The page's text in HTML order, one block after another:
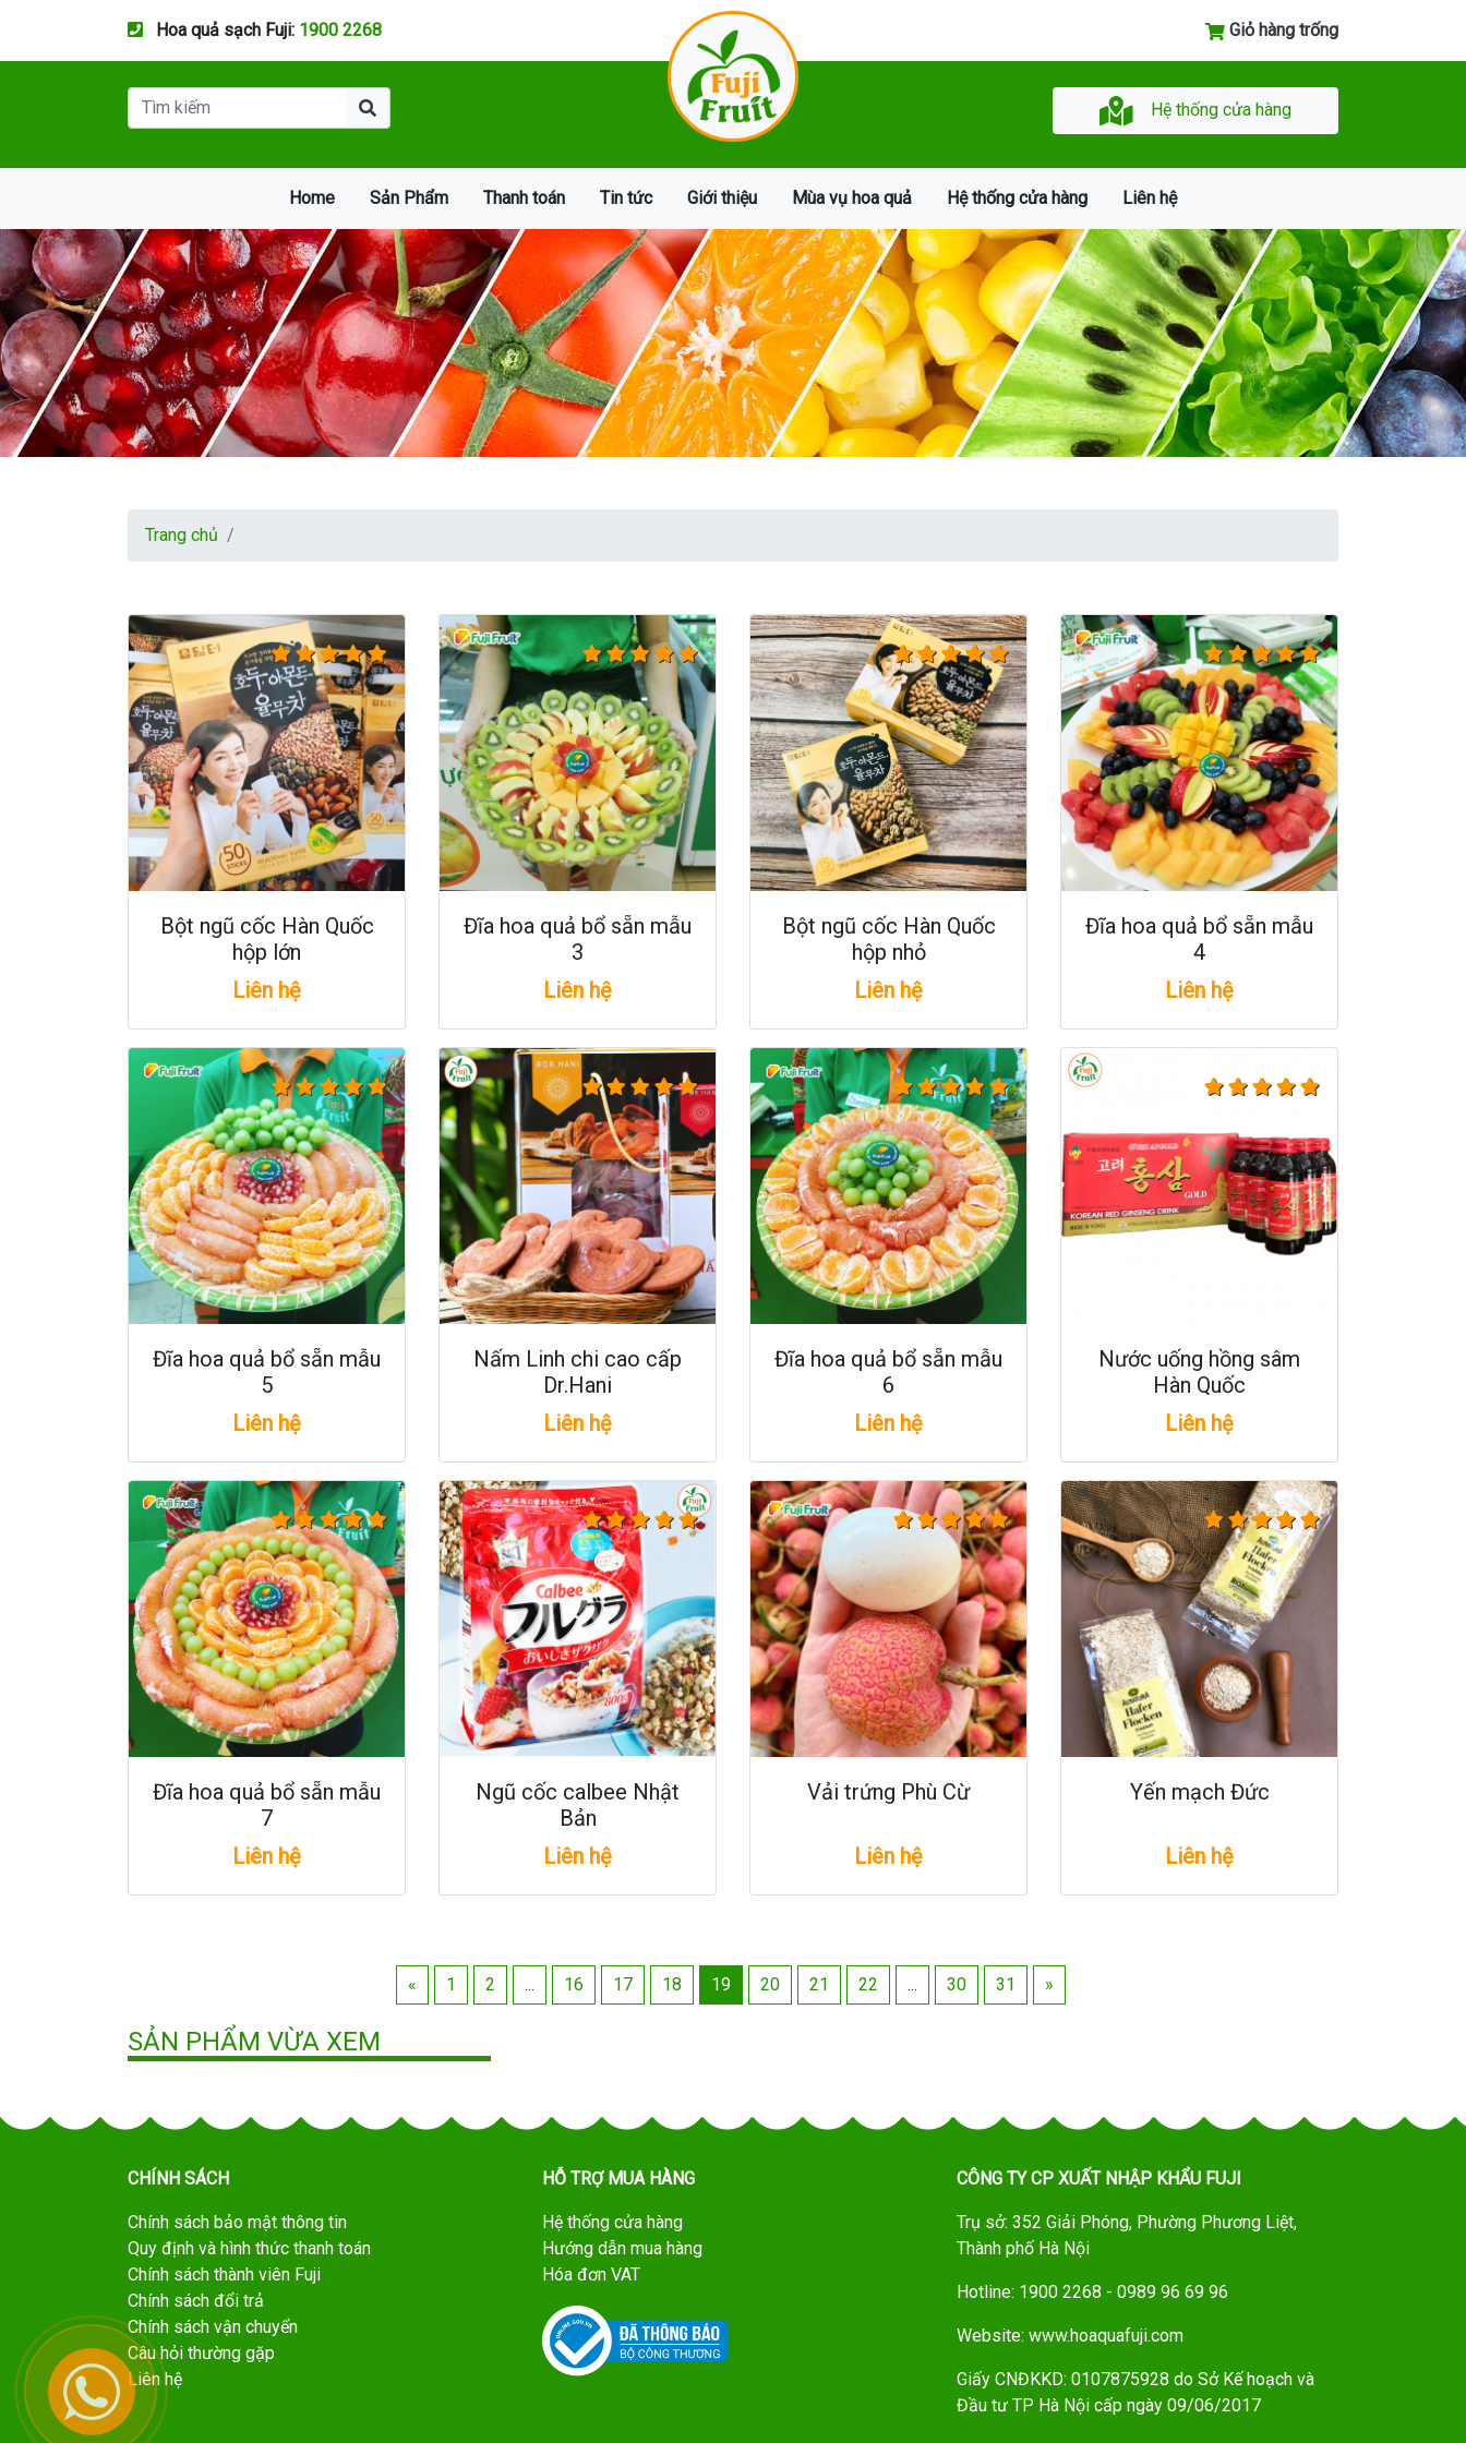
Hoa quả sạch Fuji: 1900 2268 Giỏ hàng trống
Hệ thống cửa hàng
Home Sản Phẩm Thanh toán Tin tức Giới thiệu Mùa vụ hoa quả Hệ thống cửa hàng Liên hệ
Trang chủ
Bột ngũ cốc Hàn Quốc
hộp lớn
Liên hệ
Đĩa hoa quả bổ sẵn mẫu
3
Liên hệ
Bột ngũ cốc Hàn Quốc
hộp nhỏ
Liên hệ
Đĩa hoa quả bổ sẵn mẫu
4
Liên hệ
Đĩa hoa quả bổ sẵn mẫu
5
Liên hệ
Nấm Linh chi cao cấp
Dr.Hani
Liên hệ
Đĩa hoa quả bổ sẵn mẫu
6
Liên hệ
Nước uống hồng sâm
Hàn Quốc
Liên hệ
Đĩa hoa quả bổ sẵn mẫu
7
Liên hệ
Ngũ cốc calbee Nhật
Bản
Liên hệ
Vải trứng Phù Cừ
Liên hệ
Yến mạch Đức
Liên hệ
« 1 2 ... 16 17 18 19 20 21 22 ... 30 31 »
SẢN PHẨM VỪA XEM
CHÍNH SÁCH
Chính sách bảo mật thông tin
Quy định và hình thức thanh toán
Chính sách thành viên Fuji
Chính sách đổi trả
Chính sách vận chuyển
Câu hỏi thường gặp
Liên hệ
HỖ TRỢ MUA HÀNG
Hệ thống cửa hàng
Hướng dẫn mua hàng
Hóa đơn VAT
CÔNG TY CP XUẤT NHẬP KHẨU FUJI
Trụ sở: 352 Giải Phóng, Phường Phương Liệt,
Thành phố Hà Nội
Hotline: 1900 2268 - 0989 96 69 96
Website: www.hoaquafuji.com
Giấy CNĐKKD: 0107875928 do Sở Kế hoạch và
Đầu tư TP Hà Nội cấp ngày 09/06/2017